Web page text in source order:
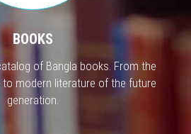
BOOKS
of Bangla books. From the
modern literature of the future
generation.